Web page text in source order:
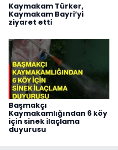
Kaymakam Türker,
Kaymakam Bayri’yi
ziyaret etti
Başmakçı
Kaymakamlığından 6 köy
için sinek ilaçlama
duyurusu